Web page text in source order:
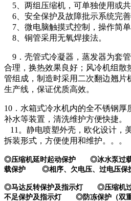
5 、两组压缩机，可单独使用或
6 、安全保护及故障批示系统完善
7 、微电脑触摸式控制，操作简
8 、铜管采用无氧焊接法。
9 ． 壳管式冷凝器 ， 蒸发器为套
合理，换热效果良好；风冷机组散
管组成，制造时采用二次翻边翘片
生产线，保证优质高效。
10 ．水箱式冷水机内的全不锈钢厚
补水等装置，清洗维护方便快捷。
11。 静电喷塑外壳，欧化设计，
拆装形式，方便使用和维护。
。 。
◎压缩机延时起动保护 ◎冰水泵
载保护 ◎相序、欠电压、过电压保
◎马达反转保护及指示灯 ◎压缩
不足保护及指示灯 ◎防冻保护（双